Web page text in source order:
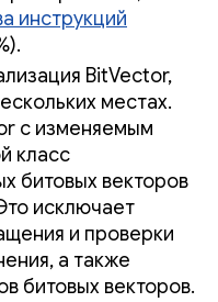
инструкций
BitVector,
местах.
с изменяемым
класс
битовых векторов
исключает
и проверки
а также
битовых векторов.